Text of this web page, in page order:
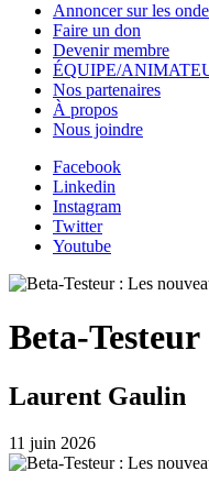
Annoncer sur les
Faire un don
Devenir membre
ÉQUIPE/
Nos partenaires
À propos
Nous joindre
Facebook
Linkedin
Instagram
Twitter
Youtube
Beta-
Laurent Gaulin
11 juin 2026